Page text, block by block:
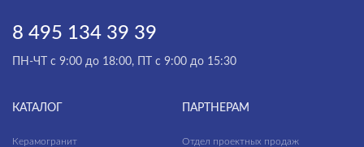
8 495 134 39 39
ПН-ЧТ с 9:00 до 18:00, ПТ с 9:00 до 15:30
КАТАЛОГ
Керамогранит
ПАРТНЕРАМ
Отдел проектных продаж